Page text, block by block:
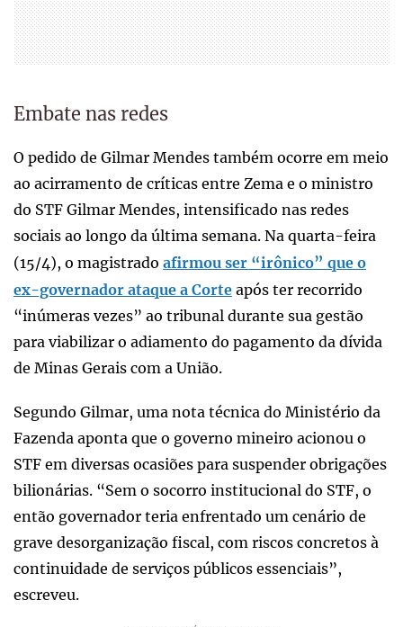
Embate nas redes
O pedido de Gilmar Mendes também ocorre em meio
ao acirramento de críticas entre Zema e o ministro
do STF Gilmar Mendes, intensificado nas redes
sociais ao longo da última semana. Na quarta-feira
(15/4), o magistrado afirmou ser “irônico” que o
ex-governador ataque a Corte após ter recorrido
“inúmeras vezes” ao tribunal durante sua gestão
para viabilizar o adiamento do pagamento da dívida
de Minas Gerais com a União.
Segundo Gilmar, uma nota técnica do Ministério da
Fazenda aponta que o governo mineiro acionou o
STF em diversas ocasiões para suspender obrigações
bilionárias. “Sem o socorro institucional do STF, o
então governador teria enfrentado um cenário de
grave desorganização fiscal, com riscos concretos à
continuidade de serviços públicos essenciais”,
escreveu.